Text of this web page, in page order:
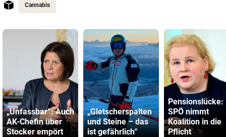
Cannabis
„Unfassbar“: Auch
AK-Chefin über
Stocker empört
„Gletscherspalten
und Steine – das
ist gefährlich“
Pensionslücke:
SPÖ nimmt
Koalition in die
Pflicht